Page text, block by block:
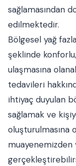
sağlamasından
edilmektedir.
Bölgesel yağ
şeklinde
ulaşmasına
tedavileri
ihtiyaç duyulan
sağlamak ve
oluşturulmasına